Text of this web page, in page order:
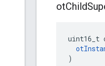
otChild
uint16_t
)